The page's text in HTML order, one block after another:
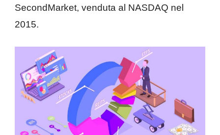
SecondMarket, venduta al NASDAQ nel
2015.